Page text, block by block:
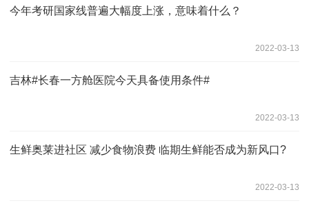
今年考研国家线普遍大幅度上涨，意味着什么？
2022-03-13
吉林#长春一方舱医院今天具备使用条件#
2022-03-13
生鲜奥莱进社区 减少食物浪费 临期生鲜能否成为新风口?
2022-03-13